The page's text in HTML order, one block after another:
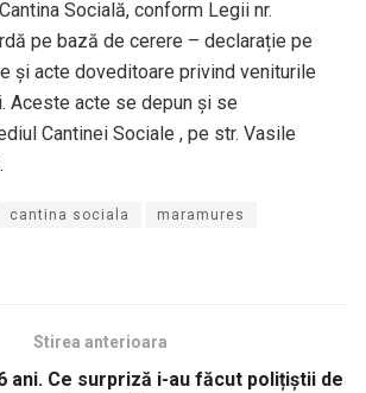
Socială, conform Legii nr.
pe bază de cerere – declarație pe
și acte doveditoare privind veniturile
Aceste acte se depun și se
Cantinei Sociale , pe str. Vasile
cantina sociala maramures
Stirea anterioara
ani. Ce surpriză i-au făcut polițiștii de